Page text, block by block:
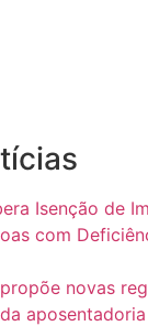
Isenção de
com
novas